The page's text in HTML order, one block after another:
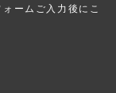
ームご入力後にこ